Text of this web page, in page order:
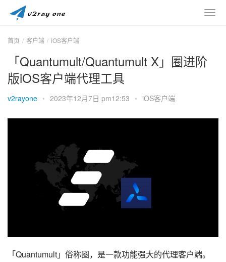
首页 客户端 iOS客户端
「Quantumult/Quantumult X」圈进阶
版iOS客户端代理工具
v2rayone • 2023年12月7日 pm12:53 • iOS客户端
「Quantumult」俗称圈，是一款功能强大的代理客户端。